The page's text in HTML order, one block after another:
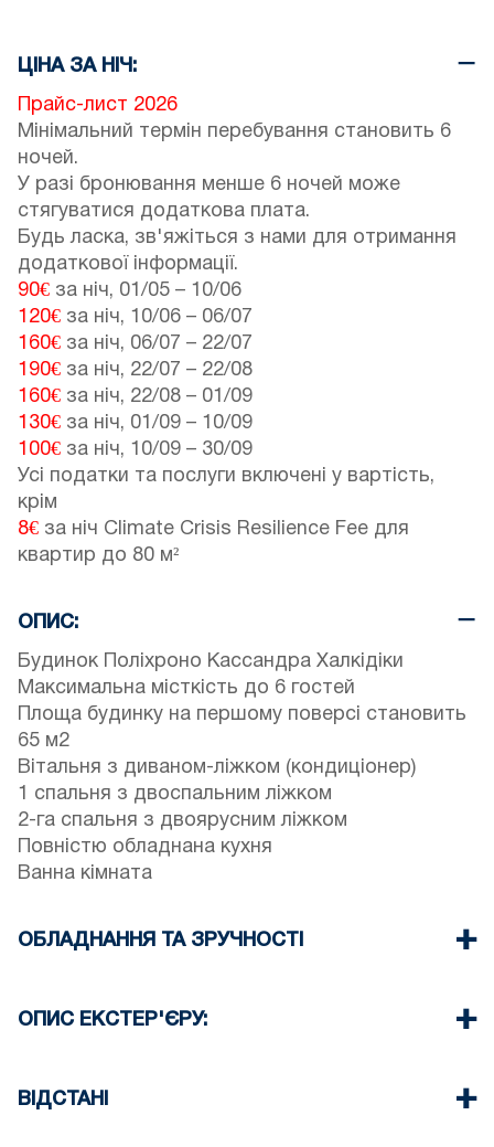
ЦІНА ЗА НІЧ:
Прайс-лист 2026
Мінімальний термін перебування становить 6
ночей.
У разі бронювання менше 6 ночей може
стягуватися додаткова плата.
Будь ласка, зв'яжіться з нами для отримання
додаткової інформації.
90€ за ніч, 01/05 – 10/06
120€ за ніч, 10/06 – 06/07
160€ за ніч, 06/07 – 22/07
190€ за ніч, 22/07 – 22/08
160€ за ніч, 22/08 – 01/09
130€ за ніч, 01/09 – 10/09
100€ за ніч, 10/09 – 30/09
Усі податки та послуги включені у вартість,
крім
8€ за ніч Climate Crisis Resilience Fee для
квартир до 80 м²
ОПИС:
Будинок Поліхроно Кассандра Халкідіки
Максимальна місткість до 6 гостей
Площа будинку на першому поверсі становить
65 м2
Вітальня з диваном-ліжком (кондиціонер)
1 спальня з двоспальним ліжком
2-га спальня з двоярусним ліжком
Повністю обладнана кухня
Ванна кімната
ОБЛАДНАННЯ ТА ЗРУЧНОСТІ
Один Кондиціонер
Пральна машина
Праска та прасувальна дошка (на запит)
ОПИС ЕКСТЕР'ЄРУ:
помешкання.
ВІДСТАНІ